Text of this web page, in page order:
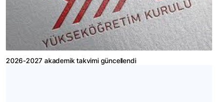
2026-2027 akademik takvimi güncellendi